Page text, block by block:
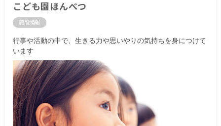
こども園ほんべつ
施設情報
行事や活動の中で、生きる力や思いやりの気持ちを身につけて
います